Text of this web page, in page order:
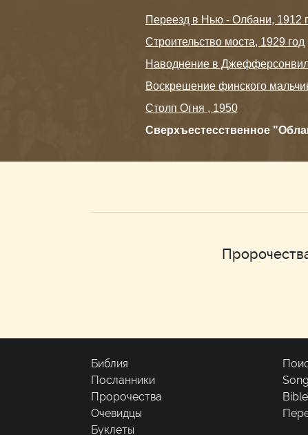
Переезд в Нью - Олбани, 1912
Строительство моста, 1929 год
Наводнение в
Воскрешение финского
Столп Огня , 1950
Сверхъестесственное
Библия
Посланники
Пророчества
Очевидцы
Буклеты